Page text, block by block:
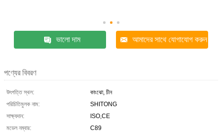
ভালো দাম আমাদের সাথে যোগাযোগ করুন
পণ্যের বিবরণ
উৎপত্তি স্থল:
কাংঝো, চীন
পরিচিতিমুলক নাম:
SHITONG
সাক্ষ্যদান:
ISO,CE
মডেল নম্বার:
C89